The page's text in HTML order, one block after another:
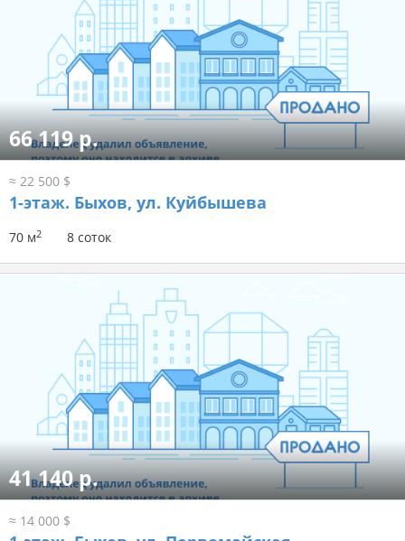
66 119 р.
≈ 22 500 $
1-этаж. Быхов, ул. Куйбышева
70 м2 8 соток
41 140 р.
≈ 14 000 $